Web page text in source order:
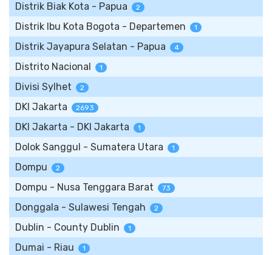
Distrik Biak Kota - Papua 2
Distrik Ibu Kota Bogota - Departemen 1
Distrik Jayapura Selatan - Papua 4
Distrito Nacional 1
Divisi Sylhet 2
DKI Jakarta 2693
DKI Jakarta - DKI Jakarta 1
Dolok Sanggul - Sumatera Utara 1
Dompu 2
Dompu - Nusa Tenggara Barat 73
Donggala - Sulawesi Tengah 2
Dublin - County Dublin 1
Dumai - Riau 1